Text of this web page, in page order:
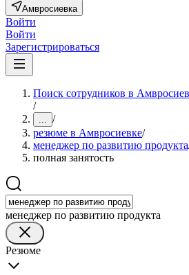
Амвросиевка
Войти
Войти
Зарегистрироваться
Поиск сотрудников в
/
... /
резюме в Амвросиевке/
менеджер по развитию продукта
полная занятость
менеджер по развитию продукта
Резюме